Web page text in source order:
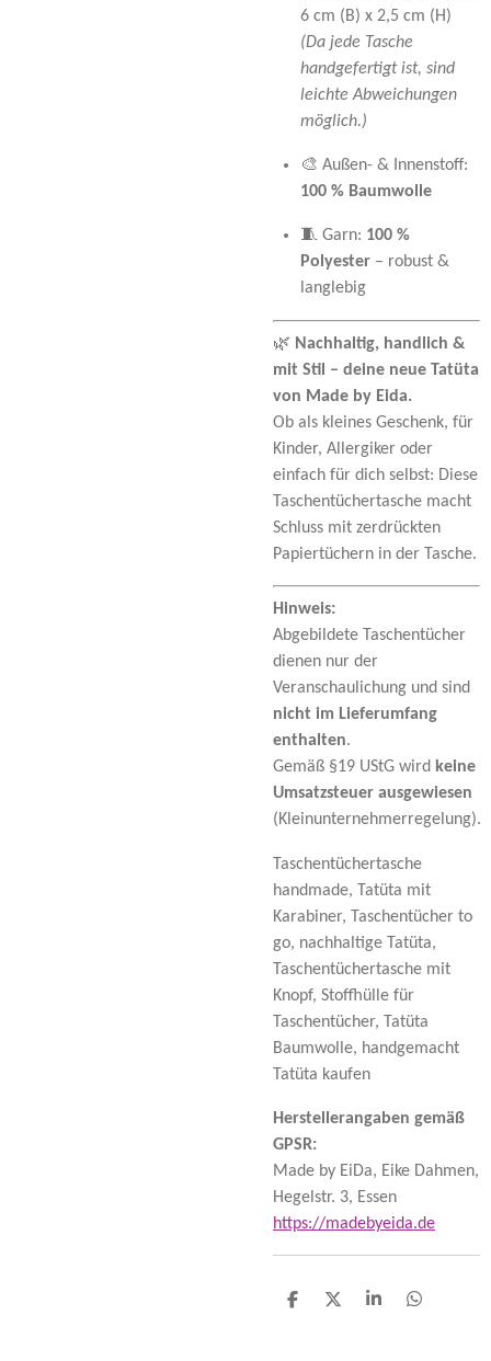
6 cm (B) x 2,5 cm (H)
(Da jede Tasche
handgefertigt ist, sind
leichte Abweichungen
möglich.)
🎨 Außen- & Innenstoff:
100 % Baumwolle
🧵 Garn: 100 %
Polyester– robust &
langlebig
🌿 Nachhaltig, handlich &
mit Stil – deine neue Tatüta
von Made by Eida.
Ob als kleines Geschenk, für
Kinder, Allergiker oder
einfach für dich selbst: Diese
Taschentüchertasche macht
Schluss mit zerdrückten
Papiertüchern in der Tasche.
Hinweis:
Abgebildete Taschentücher
dienen nur der
Veranschaulichung und sind
nicht im Lieferumfang
enthalten.
Gemäß §19 UStG wird keine
Umsatzsteuer ausgewiesen
(Kleinunternehmerregelung).
Taschentüchertasche
handmade, Tatüta mit
Karabiner, Taschentücher to
go, nachhaltige Tatüta,
Taschentüchertasche mit
Knopf, Stoffhülle für
Taschentücher, Tatüta
Baumwolle, handgemacht
Tatüta kaufen
Herstellerangaben gemäß
GPSR:
Made by EiDa, Eike Dahmen,
Hegelstr. 3, Essen
https://madebyeida.de
T
T
T
T